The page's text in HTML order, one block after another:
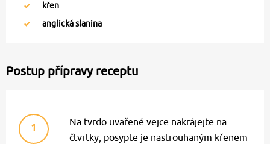
křen
anglická slanina
Postup přípravy receptu
1
Na tvrdo uvařené vejce nakrájejte na
čtvrtky, posypte je nastrouhaným křenem